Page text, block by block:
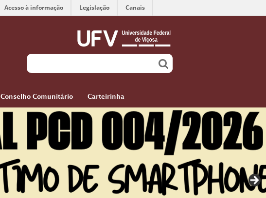
Acesso à informação Legislação Canais
Conselho Comunitário
Carteirinha